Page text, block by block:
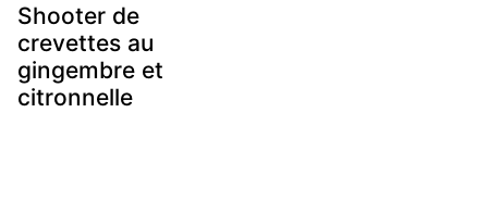
Shooter de
crevettes au
gingembre et
citronnelle